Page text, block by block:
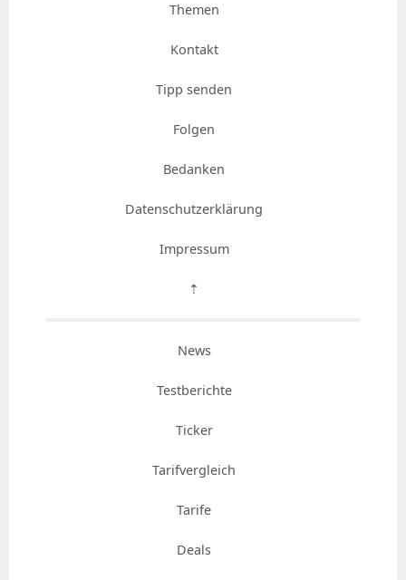
Themen
Kontakt
Tipp senden
Folgen
Bedanken
Datenschutzerklärung
Impressum
⇡
News
Testberichte
Ticker
Tarifvergleich
Tarife
Deals